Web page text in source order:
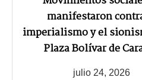
manifestaron
imperialismo y el
Plaza Bolívar de
julio 24, 2026